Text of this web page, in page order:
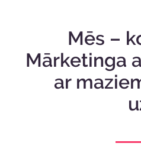
Mēs –
Mārketinga
ar